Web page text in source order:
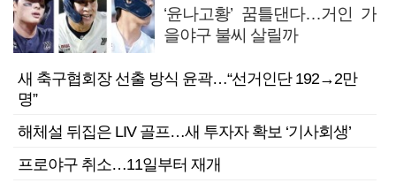
‘윤나고황’ 꿈틀댄다…거인 가
을야구 불씨 살릴까
새 축구협회장 선출 방식 윤곽…“선거인단 192→2만
명”
해체설 뒤집은 LIV 골프…새 투자자 확보 ‘기사회생’
프로야구 취소…11일부터 재개